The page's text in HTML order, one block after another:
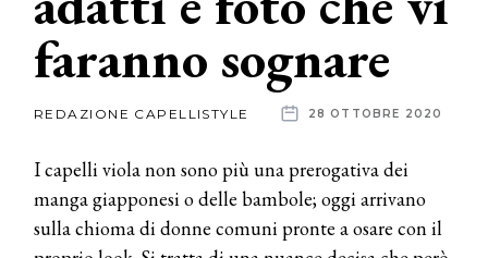
News
faranno sognare
REDAZIONE CAPELLISTYLE 28 OTTOBRE 2020
I capelli viola non sono più una prerogativa dei
manga giapponesi o delle bambole; oggi arrivano
sulla chioma di donne comuni pronte a osare con il